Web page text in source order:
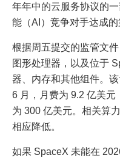
年年中的云服务协议的
能（AI）竞争对手达成的
根据周五提交的监管文
图形处理器，以及位于
器、内存和其他组件。
6 月，月费为 9.2 亿美
为 300 亿美元。相关算
相应降低。
如果 SpaceX 未能在